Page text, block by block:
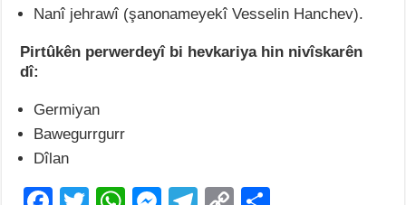
Nanî jehrawî (şanonameyekî Vesselin Hanchev).
Pirtûkên perwerdeyî bi hevkariya hin nivîskarên
dî:
Germiyan
Bawegurrgurr
Dîlan
GATES û